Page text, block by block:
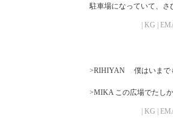
駐車場になっていて、さ
| KG |
>RIHIYAN 僕はいまで
>MIKA この広場でたし
| KG |